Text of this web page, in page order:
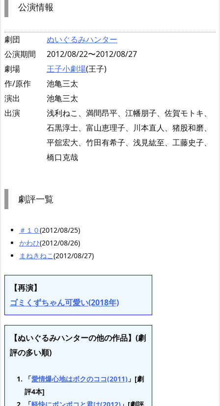
公演情報
劇団
ぬいぐるみハンター
公演期間
2012/08/22〜2012/08/27
劇場
王子小劇場(王子)
作/原作
池亀三太
演出
池亀三太
出演
浅利ねこ、満間昂平、江幡朋子、佐賀モトキ、
石黒淳士、富山恵理子、川本直人、猪股和磨、
平舘宏大、竹田有希子、浅見紘至、工藤史子、
橋口克哉
劇評一覧
＃１０(2012/08/25)
かわひ(2012/08/26)
まねきねこ(2012/08/27)
【再演】
ゴミくずちゃん可愛い(2018年)
【ぬいぐるみハンターの他の作品】(劇
評の多い順)
「愛情爆心地はボクのココ(2011) 」[劇
評4本]